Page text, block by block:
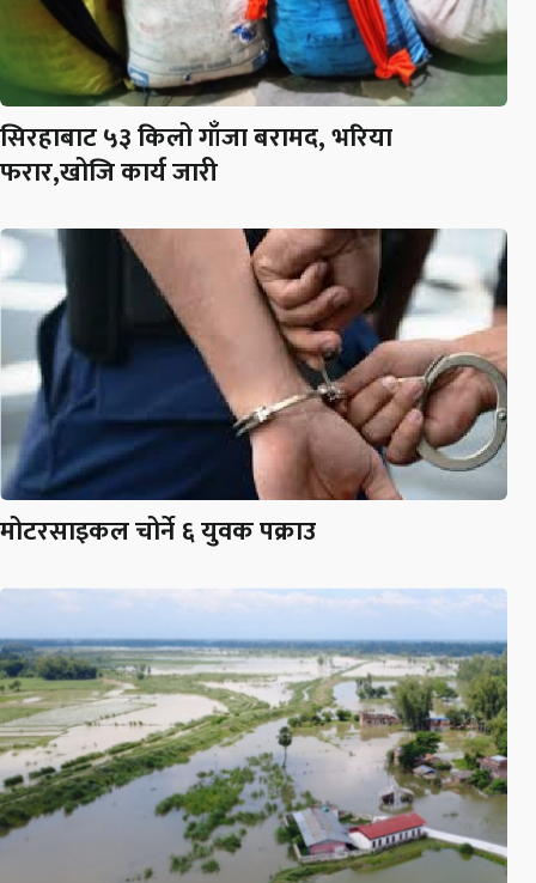
सिरहाबाट ५३ किलो गाँजा बरामद, भरिया
फरार,खोजि कार्य जारी
मोटरसाइकल चोर्ने ६ युवक पक्राउ